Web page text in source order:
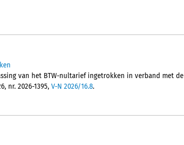
van het BTW-nultarief ingetrokken in verband met de
nr. 2026-1395, V-N 2026/16.8.